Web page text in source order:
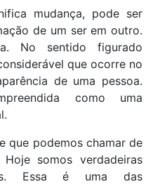
mudança, pode ser
de um ser em outro.
No sentido figurado
que ocorre no
de uma pessoa.
como uma
que podemos chamar de
somos verdadeiras
Essa é uma das